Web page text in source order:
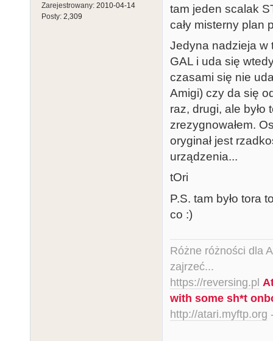
Zarejestrowany: 2010-04-14
Posty: 2,309
tam jeden scalak
cały misterny plan
Jedyna nadzieja w
GAL i uda się
czasami się nie
Amigi) czy da się
raz, drugi, ale było
zrezygnowałem.
oryginał jest
urządzenia...
tOri
P.S. tam było tora
co :)
Różne różności dla
zajrzeć...
https://reversing.pl
with some sh*t
http://atari.myftp.org